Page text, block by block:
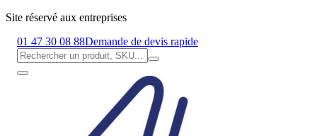
Site réservé aux entreprises
01 47 30 08 88Demande de devis rapide